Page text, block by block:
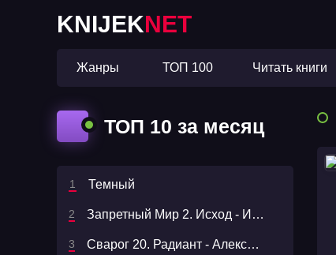
KNIJEKNET
Жанры ТОП 100 Читать книги
ТОП 10 за месяц
Темный
Запретный Мир 2. Исход - Игорь Власов
Сварог 20. Радиант - Александр Бушков